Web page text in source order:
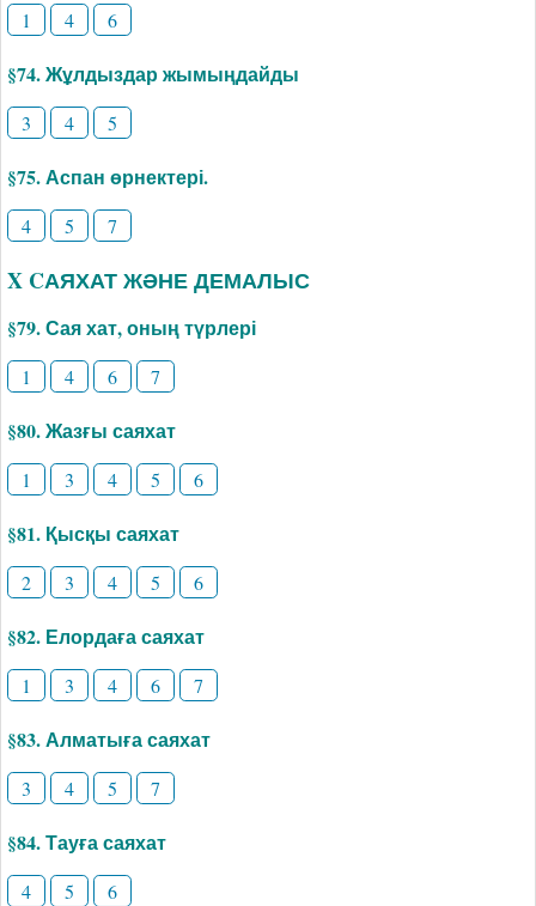
1 4 6
§74. Жұлдыздар жымыңдайды
3 4 5
§75. Аспан өрнектері.
4 5 7
X CАЯХАТ ЖӘНЕ ДЕМАЛЫС
§79. Сая хат, оның түрлері
1 4 6 7
§80. Жазғы саяхат
1 3 4 5 6
§81. Қысқы саяхат
2 3 4 5 6
§82. Елордаға саяхат
1 3 4 6 7
§83. Алматыға саяхат
3 4 5 7
§84. Тауға саяхат
4 5 6